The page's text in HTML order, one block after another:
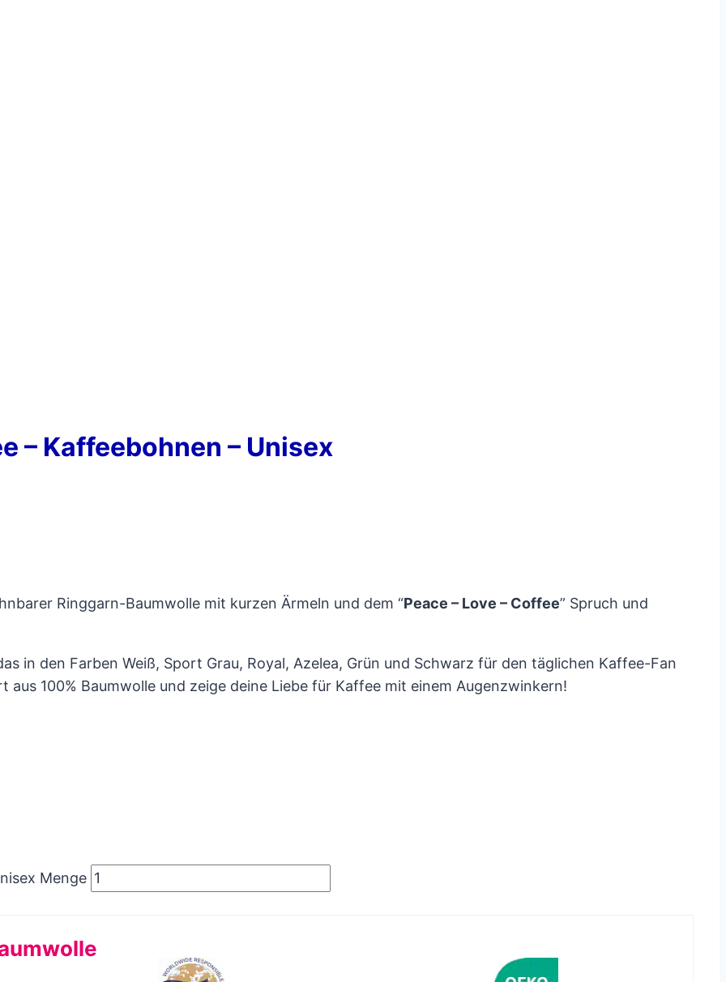
– Kaffeebohnen – Unisex
Ringgarn-Baumwolle mit kurzen Ärmeln und dem “Peace – Love – Coffee” Spruch und
in den Farben Weiß, Sport Grau, Royal, Azelea, Grün und Schwarz für den täglichen Kaffee-Fan
100% Baumwolle und zeige deine Liebe für Kaffee mit einem Augenzwinkern!
Menge